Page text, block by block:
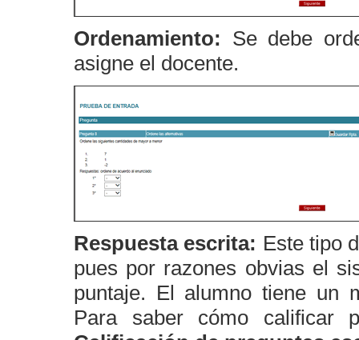
Ordenamiento: Se debe
asigne el docente.
Respuesta escrita: Este tipo
pues por razones obvias el
puntaje. El alumno tiene un
Para saber cómo calificar